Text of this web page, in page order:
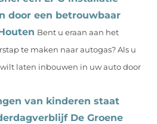
door een betrouwbaar
Bent u eraan aan het
te maken naar autogas? Als u
laten inbouwen in uw auto door
van kinderen staat
De Groene